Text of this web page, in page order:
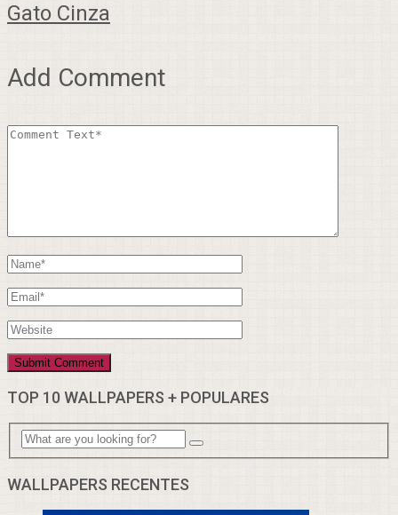
Gato Cinza
Add Comment
TOP 10 WALLPAPERS + POPULARES
WALLPAPERS RECENTES